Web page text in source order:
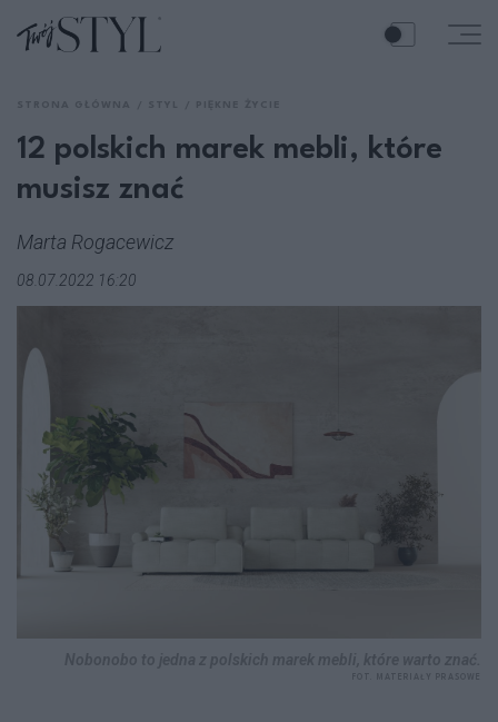
12 polskich marek mebli, które
musisz znać
Marta Rogacewicz
08.07.2022 16:20